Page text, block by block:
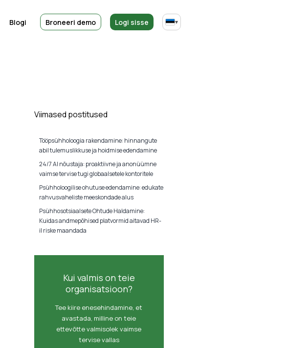
Blogi Broneeri demo Logi sisse ▾
Viimased postitused
Tööpsühholoogia rakendamine: hinnangute
abil tulemuslikkuse ja hoidmise edendamine
24/7 AI nõustaja: proaktiivne ja anonüümne
vaimse tervise tugi globaalsetele kontoritele
Psühholoogilise ohutuse edendamine: edukate
rahvusvaheliste meeskondade alus
Psühhosotsiaalsete Ohtude Haldamine:
Kuidas andmepõhised platvormid aitavad HR-
il riske maandada
Kui valmis on teie
organisatsioon?
Tee kiire enesehindamine, et
avastada, milline on teie
ettevõtte valmisolek vaimse
tervise vallas